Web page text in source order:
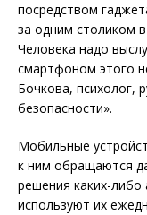
посредством
за одним столиком
Человека надо
смартфоном этого
Бочкова, психолог,
безопасности».
Мобильные
к ним обращаются
решения каких-либо
используют их